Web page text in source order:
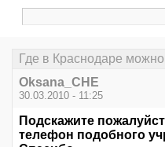
Где в Краснодаре
Oksana_CHE
30.03.2010 - 11:25
Подскажите
телефон подобного